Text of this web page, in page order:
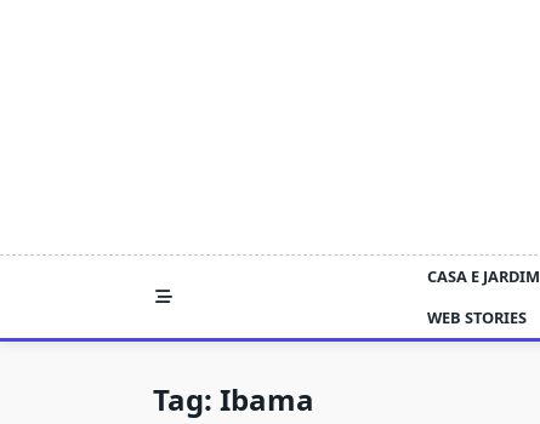
CASA E JARDIM
WEB STORIES
Tag: Ibama